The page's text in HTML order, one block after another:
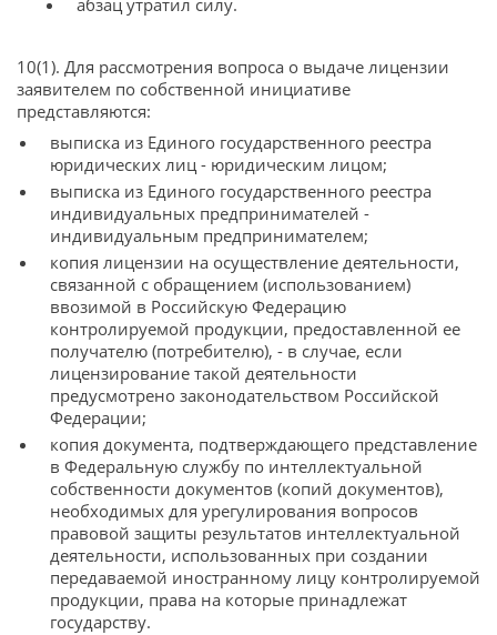
абзац утратил силу.
10(1). Для рассмотрения вопроса о выдаче лицензии
заявителем по собственной инициативе
представляются:
выписка из Единого государственного реестра
юридических лиц - юридическим лицом;
выписка из Единого государственного реестра
индивидуальных предпринимателей -
индивидуальным предпринимателем;
копия лицензии на осуществление деятельности,
связанной с обращением (использованием)
ввозимой в Российскую Федерацию
контролируемой продукции, предоставленной ее
получателю (потребителю), - в случае, если
лицензирование такой деятельности
предусмотрено законодательством Российской
Федерации;
копия документа, подтверждающего представление
в Федеральную службу по интеллектуальной
собственности документов (копий документов),
необходимых для урегулирования вопросов
правовой защиты результатов интеллектуальной
деятельности, использованных при создании
передаваемой иностранному лицу контролируемой
продукции, права на которые принадлежат
государству.